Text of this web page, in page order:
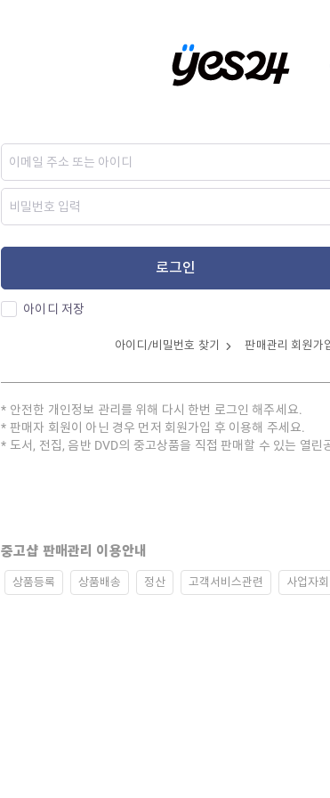
로그인
아이디 저장
아이디/비밀번호 찾기 판매관리 회원가
안전한 개인정보 관리를 위해 다시 한번 로그인 해주세요.
판매자 회원이 아닌 경우 먼저 회원가입 후 이용해 주세요.
도서, 전집, 음반 DVD의 중고상품을 직접 판매할 수 있는 열린
중고샵 판매관리 이용안내
상품등록 상품배송 정산 고객서비스관련 사업자